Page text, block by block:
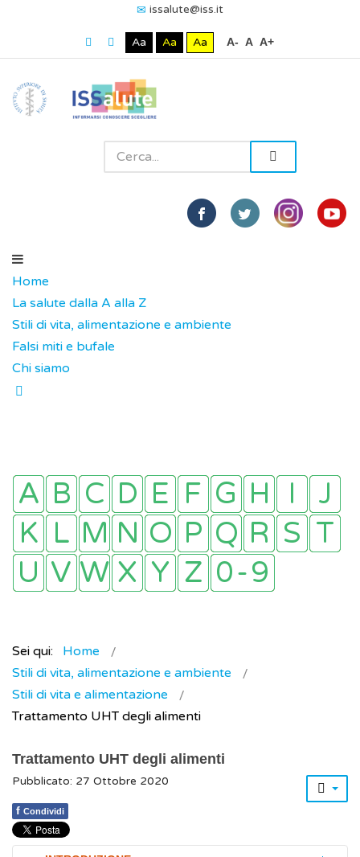
issalute@iss.it
Aa Aa Aa A- A A+
Home
La salute dalla A alla Z
Stili di vita, alimentazione e ambiente
Falsi miti e bufale
Chi siamo
Sei qui:
Home
Stili di vita, alimentazione e ambiente
Stili di vita e alimentazione
Trattamento UHT degli alimenti
Trattamento UHT degli alimenti
Pubblicato: 27 Ottobre 2020
f Condividi